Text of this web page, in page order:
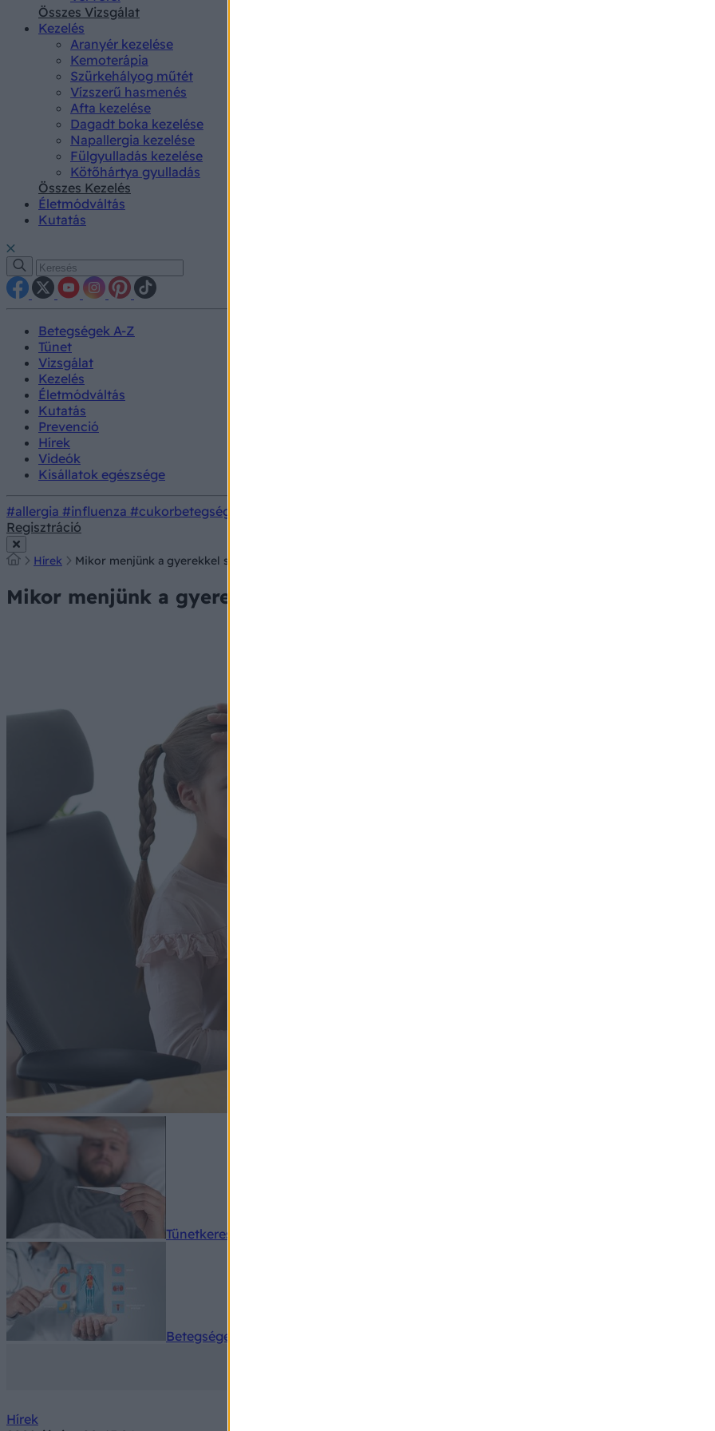
Összes Vizsgálat
Kezelés
Aranyér kezelése
Kemoterápia
Szürkehályog műtét
Vízszerű hasmenés
Afta kezelése
Dagadt boka kezelése
Napallergia kezelése
Fülgyulladás kezelése
Kötőhártya gyulladás
Összes Kezelés
Életmódváltás
Kutatás
Betegségek A-Z
Tünet
Vizsgálat
Kezelés
Életmódváltás
Kutatás
Prevenció
Hírek
Videók
Kisállatok egészsége
#allergia #influenza #cukorbetegség
Regisztráció
Hírek Mikor menjünk a gyerekkel sürgősségire és mikor nem szükséges?
Mikor menjünk a gyerekkel sürgősségire és mikor nem szükséges?
Tünetkereső
Betegségek A-Z
Hírek